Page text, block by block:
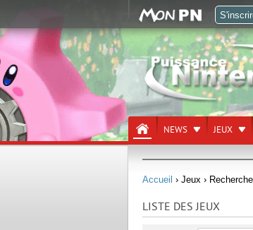
NEWS JEUX
Accueil › Jeux ›
LISTE DES JEUX